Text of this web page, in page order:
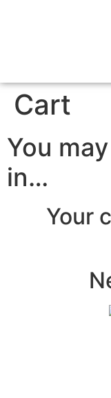
Cart
You
in…
Your